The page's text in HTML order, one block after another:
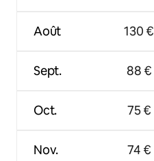
Août
Sept.
Oct.
Nov.
130 €
88 €
75 €
74 €